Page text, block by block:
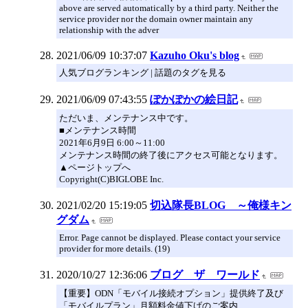
above are served automatically by a third party. Neither the
service provider nor the domain owner maintain any
relationship with the adver
2021/06/09 10:37:07 Kazuho Oku's blog
人気ブログランキング | 話題のタグを見る
2021/06/09 07:43:55 ぽかぽかの絵日記
ただいま、メンテナンス中です。
■メンテナンス時間
2021年6月9日 6:00～11:00
メンテナンス時間の終了後にアクセス可能となります。
▲ページトップへ
Copyright(C)BIGLOBE Inc.
2021/02/20 15:19:05 切込隊長BLOG ～俺様キン
グダム
Error. Page cannot be displayed. Please contact your service
provider for more details. (19)
2020/10/27 12:36:06 ブログ ザ ワールド
【重要】ODN「モバイル接続オプション」提供終了及び
「モバイルプラン」月額料金値下げのご案内